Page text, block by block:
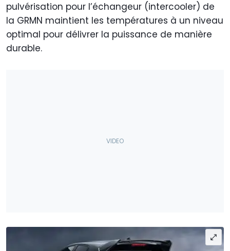
pulvérisation pour l’échangeur (intercooler) de
la GRMN maintient les températures à un niveau
optimal pour délivrer la puissance de manière
durable.